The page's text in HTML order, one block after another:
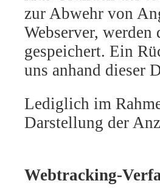
zur Abwehr von
Webserver,
gespeichert. Ein
uns anhand dieser
Lediglich im
Darstellung der
Webtracking-